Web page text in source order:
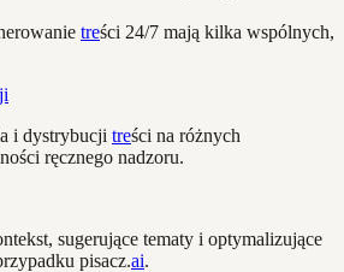
treści 24/7 mają kilka wspólnych,
i dystrybucji treści na różnych
ręcznego nadzoru.
sugerujące tematy i optymalizujące
pisacz.ai.